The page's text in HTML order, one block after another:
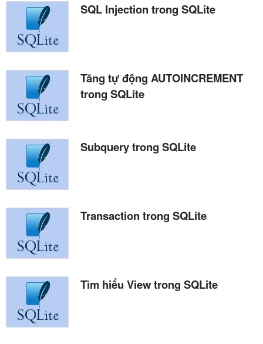
SQL Injection trong SQLite
Tăng tự động AUTOINCREMENT
trong SQLite
Subquery trong SQLite
Transaction trong SQLite
Tìm hiểu View trong SQLite